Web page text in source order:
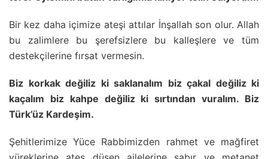
Bir kez daha içimize ateşi attılar İnşallah son olur. Allah
bu zalimlere bu şerefsizlere bu kalleşlere ve tüm
destekçilerine fırsat vermesin.
Biz korkak değiliz ki saklanalım biz çakal değiliz ki
kaçalım biz kahpe değiliz ki sırtından vuralım. Biz
Türk’üz Kardeşim.
Şehitlerimize Yüce Rabbimizden rahmet ve mağfiret